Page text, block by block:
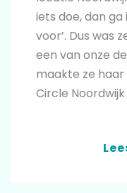
iets doe, dan ga
voor’. Dus was
een van onze
maakte ze
Circle